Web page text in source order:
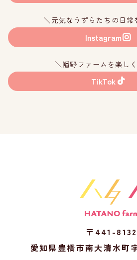
＼元気なうずらたちの日常
Instagram
＼幡野ファームを楽し
TikTok
〒441-8132
愛知県豊橋市南大清水町